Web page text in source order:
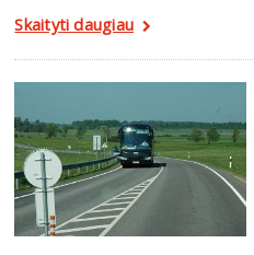
Skaityti daugiau